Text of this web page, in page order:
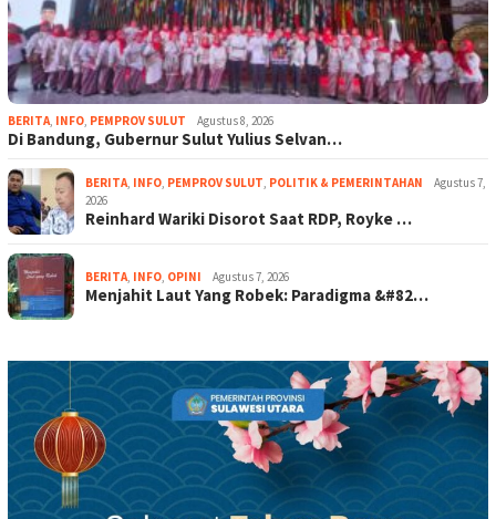
BERITA INFO PEMPROV SULUT Agustus 8, 2026
Di Bandung, Gubernur Sulut Yulius Selvan…
BERITA INFO PEMPROV SULUT POLITIK & PEMERINTAHAN
Agustus 7,
2026
Reinhard Wariki Disorot Saat RDP, Royke …
BERITA INFO OPINI Agustus 7, 2026
Menjahit Laut Yang Robek: Paradigma &#82…